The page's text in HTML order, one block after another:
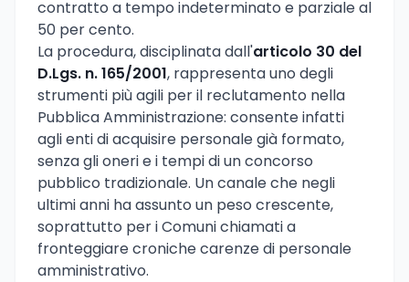
contratto a tempo indeterminato e parziale al
50 per cento.
La procedura, disciplinata dall'articolo 30 del
D.Lgs. n. 165/2001, rappresenta uno degli
strumenti più agili per il reclutamento nella
Pubblica Amministrazione: consente infatti
agli enti di acquisire personale già formato,
senza gli oneri e i tempi di un concorso
pubblico tradizionale. Un canale che negli
ultimi anni ha assunto un peso crescente,
soprattutto per i Comuni chiamati a
fronteggiare croniche carenze di personale
amministrativo.